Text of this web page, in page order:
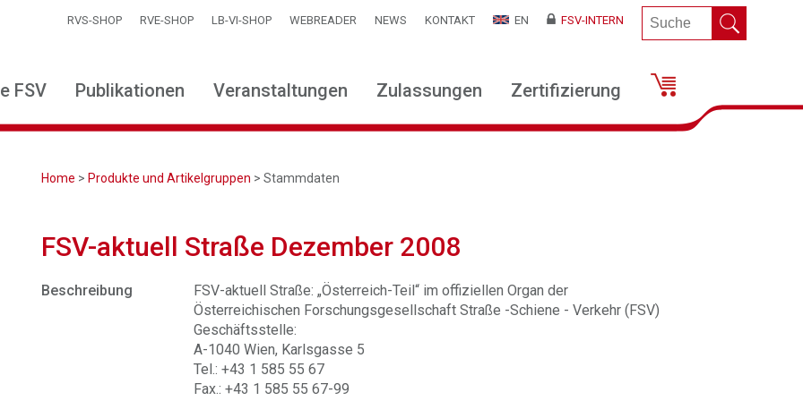
RVS-SHOP RVE-SHOP LB-VI-SHOP WEBREADER NEWS KONTAKT EN FSV-INTERN
FSV Publikationen Veranstaltungen Zulassungen Zertifizierung
Home > Produkte und Artikelgruppen > Stammdaten
FSV-aktuell Straße Dezember 2008
Beschreibung
FSV-aktuell Straße: „Österreich-Teil“ im offiziellen Organ der
Österreichischen Forschungsgesellschaft Straße -Schiene - Verkehr (FSV)
Geschäftsstelle:
A-1040 Wien, Karlsgasse 5
Tel.: +43 1 585 55 67
Fax.: +43 1 585 55 67-99